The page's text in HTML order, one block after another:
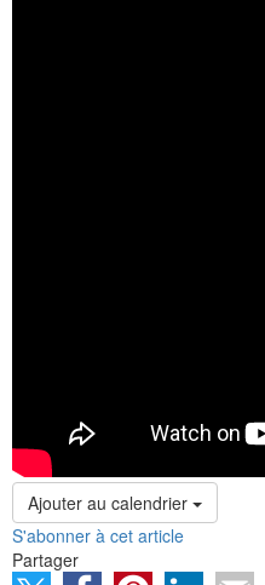
Ajouter au calendrier
S'abonner à cet article
Partager